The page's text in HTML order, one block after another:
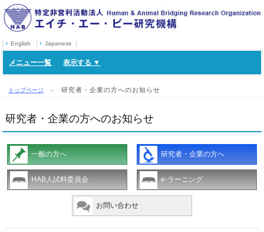
English Japanese
メニュー一覧
トップページ ＞研究者・企業の方へのお知らせ
研究者・企業の方へのお知らせ
一般の方へ 研究者・企業の方へ
HAB人試料委員会 e-ラーニング
お問い合わせ